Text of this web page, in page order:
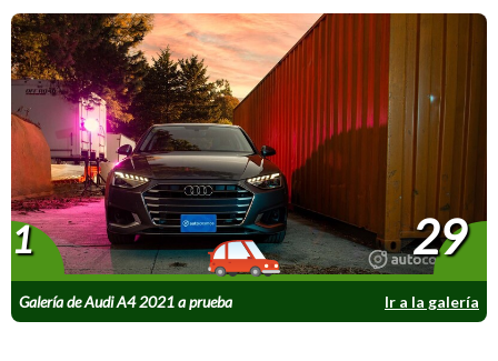
Galería de Audi A4 2021 a prueba Ir a la galería
1 29